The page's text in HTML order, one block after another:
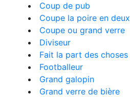
Coup de pub
Coupe la poire en deux
Coupe ou grand verre
Diviseur
Fait la part des choses
Footballeur
Grand galopin
Grand verre de bière